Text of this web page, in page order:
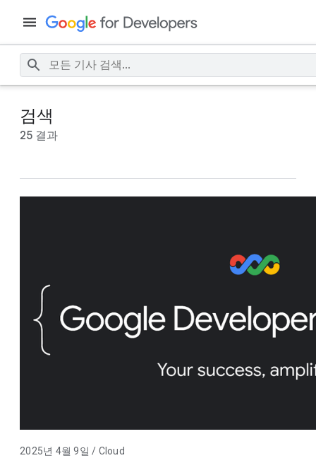
검색
25 결과
2025년 4월 9일 / Cloud